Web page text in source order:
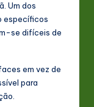
Um dos
específicos
se difíceis de
em vez de
para